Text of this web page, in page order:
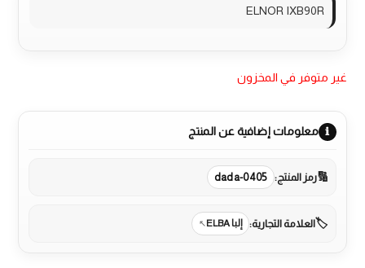
ELNOR IXB90R
غير متوفر في المخزون
معلومات إضافية عن المنتج
رمز المنتج: dada-0405
العلامة التجارية: إلبا ELBA